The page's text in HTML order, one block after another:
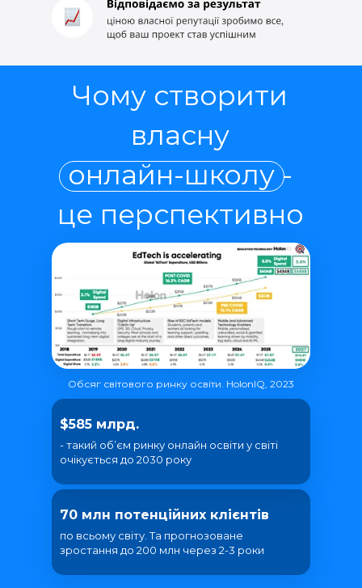
Чому створити
власну
онлайн-школу -
це перспективно
$585 млрд.
Обсяг світового ринку освіти. HolonIQ, 2023
- такий об’єм ринку онлайн освіти у світі
очікується до 2030 року
70 млн потенційних клієнтів
по всьому світу. Та прогнозоване
зростання до 200 млн через 2-3 роки